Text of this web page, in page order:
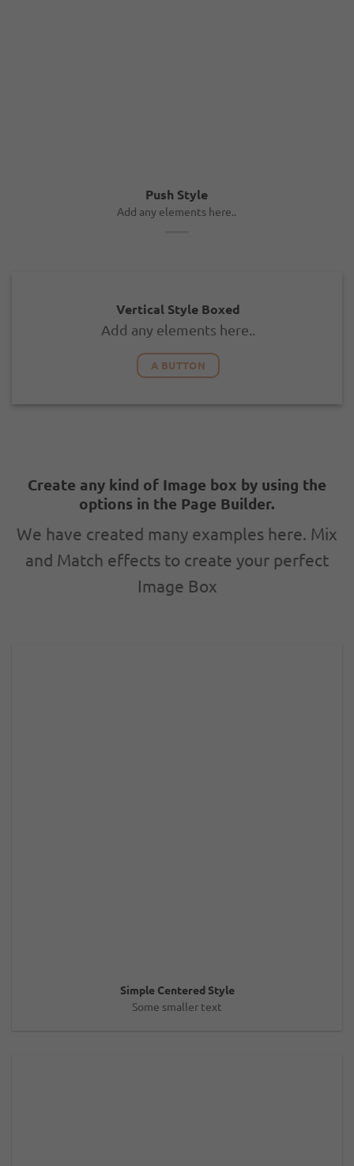
Push Style
Add any elements here..
Vertical Style Boxed
Add any elements here..
A BUTTON
Create any kind of Image box by using the
options in the Page Builder.
We have created many examples here. Mix
and Match effects to create your perfect
Image Box
Simple Centered Style
Some smaller text